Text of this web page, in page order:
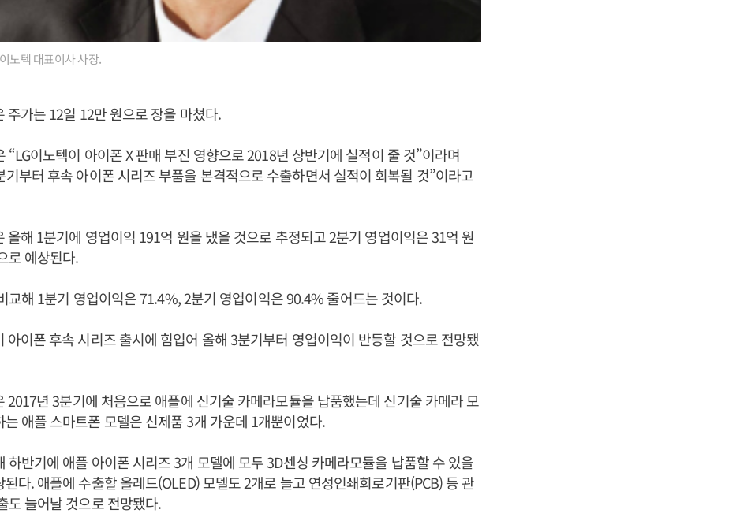
노텍 대표이사 사장.
주가는 12일 12만 원으로 장을 마쳤다.
“LG이노텍이 아이폰 X 판매 부진 영향으로 2018년 상반기에 실적이 줄 것”이라며
기부터 후속 아이폰 시리즈 부품을 본격적으로 수출하면서 실적이 회복될 것”이라고
올해 1분기에 영업이익 191억 원을 냈을 것으로 추정되고 2분기 영업이익은 31억 원
로 예상된다.
교해 1분기 영업이익은 71.4%, 2분기 영업이익은 90.4% 줄어드는 것이다.
아이폰 후속 시리즈 출시에 힘입어 올해 3분기부터 영업이익이 반등할 것으로 전망됐
2017년 3분기에 처음으로 애플에 신기술 카메라모듈을 납품했는데 신기술 카메라 모
는 애플 스마트폰 모델은 신제품 3개 가운데 1개뿐이었다.
하반기에 애플 아이폰 시리즈 3개 모델에 모두 3D센싱 카메라모듈을 납품할 수 있을
된다. 애플에 수출할 올레드(OLED) 모델도 2개로 늘고 연성인쇄회로기판(PCB) 등 관
도 늘어날 것으로 전망됐다.